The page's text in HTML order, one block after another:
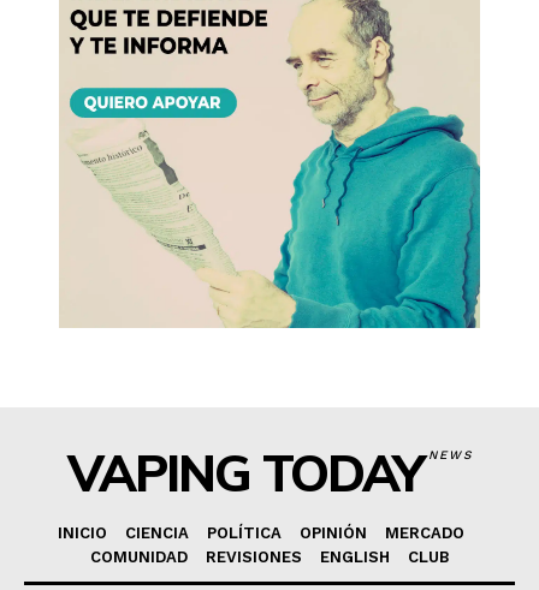
VAPING TODAYNEWS
INICIO CIENCIA POLÍTICA OPINIÓN
MERCADO
COMUNIDAD
REVISIONES ENGLISH CLUB